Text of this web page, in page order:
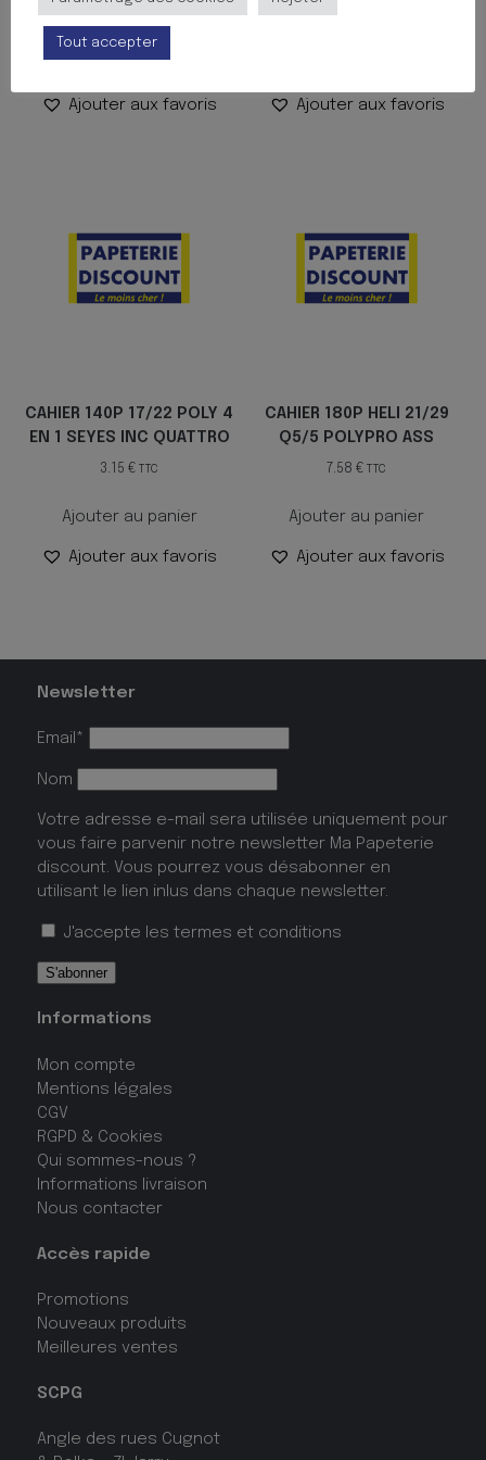
11.99€ TTC
Ajouter au panier
Ajouter aux favoris
1.84
Ajouter aux favoris
CAHIER 140P 17/22 POLY 4
EN 1 SEYES INC QUATTRO
3.15€ TTC
Ajouter au panier
Ajouter aux favoris
CAHIER 180P HELI 21/29
Q5/5 POLYPRO ASS
7.58€ TTC
Ajouter au panier
Ajouter aux favoris
Newsletter
Email*
Nom
Votre adresse e-mail sera utilisée uniquement pour
vous faire parvenir notre newsletter Ma Papeterie
discount. Vous pourrez vous désabonner en
utilisant le lien inlus dans chaque newsletter.
J'accepte les termes et conditions
Informations
Mon compte
Mentions légales
CGV
RGPD & Cookies
Qui sommes-nous ?
Informations livraison
Nous contacter
Accès rapide
Promotions
Nouveaux produits
Meilleures ventes
SCPG
Angle des rues Cugnot
Tout accepter